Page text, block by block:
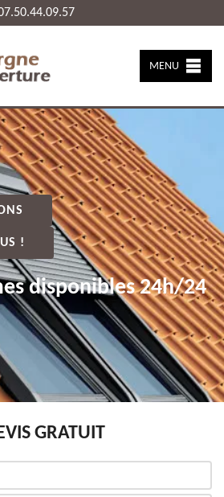
MENU
!
disponibles 24h/24
GRATUIT